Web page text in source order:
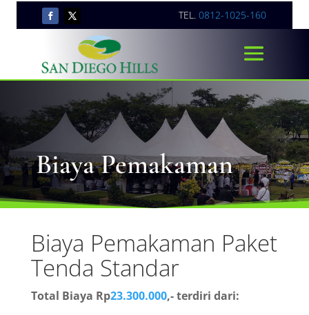
TEL. 0812-1025-160
Biaya Pemakaman
Biaya Pemakaman Paket
Tenda Standar
Total Biaya Rp23.300.000,- terdiri dari: